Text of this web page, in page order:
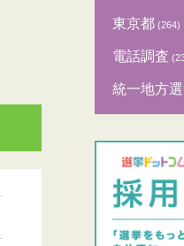
東京都 (264)
電話調査
統一地方